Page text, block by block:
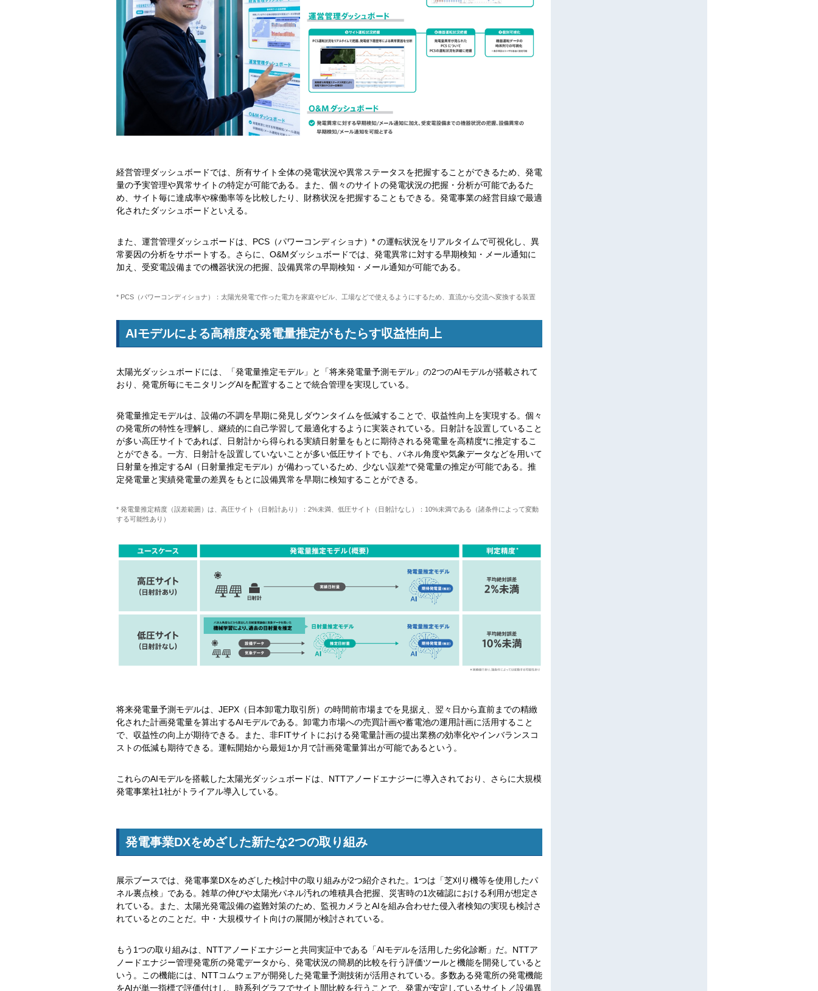
経営管理ダッシュボードでは、所有サイト全体の発電状況や異常ステータスを把握することができるため、発電
量の予実管理や異常サイトの特定が可能である。また、個々のサイトの発電状況の把握・分析が可能であるた
め、サイト毎に達成率や稼働率等を比較したり、財務状況を把握することもできる。発電事業の経営目線で最適
化されたダッシュボードといえる。
また、運営管理ダッシュボードは、PCS（パワーコンディショナ）* の運転状況をリアルタイムで可視化し、異
常要因の分析をサポートする。さらに、O&Mダッシュボードでは、発電異常に対する早期検知・メール通知に
加え、受変電設備までの機器状況の把握、設備異常の早期検知・メール通知が可能である。
* PCS（パワーコンディショナ）：太陽光発電で作った電力を家庭やビル、工場などで使えるようにするため、直流から交流へ変換する装置
AIモデルによる高精度な発電量推定がもたらす収益性向上
太陽光ダッシュボードには、「発電量推定モデル」と「将来発電量予測モデル」の2つのAIモデルが搭載されて
おり、発電所毎にモニタリングAIを配置することで統合管理を実現している。
発電量推定モデルは、設備の不調を早期に発見しダウンタイムを低減することで、収益性向上を実現する。個々
の発電所の特性を理解し、継続的に自己学習して最適化するように実装されている。日射計を設置していること
が多い高圧サイトであれば、日射計から得られる実績日射量をもとに期待される発電量を高精度*に推定するこ
とができる。一方、日射計を設置していないことが多い低圧サイトでも、パネル角度や気象データなどを用いて
日射量を推定するAI（日射量推定モデル）が備わっているため、少ない誤差*で発電量の推定が可能である。推
定発電量と実績発電量の差異をもとに設備異常を早期に検知することができる。
* 発電量推定精度（誤差範囲）は、高圧サイト（日射計あり）：2%未満、低圧サイト（日射計なし）：10%未満である（諸条件によって変動
する可能性あり）
将来発電量予測モデルは、JEPX（日本卸電力取引所）の時間前市場までを見据え、翌々日から直前までの精緻
化された計画発電量を算出するAIモデルである。卸電力市場への売買計画や蓄電池の運用計画に活用すること
で、収益性の向上が期待できる。また、非FITサイトにおける発電量計画の提出業務の効率化やインバランスコ
ストの低減も期待できる。運転開始から最短1か月で計画発電量算出が可能であるという。
これらのAIモデルを搭載した太陽光ダッシュボードは、NTTアノードエナジーに導入されており、さらに大規模
発電事業社1社がトライアル導入している。
発電事業DXをめざした新たな2つの取り組み
展示ブースでは、発電事業DXをめざした検討中の取り組みが2つ紹介された。1つは「芝刈り機等を使用したパ
ネル裏点検」である。雑草の伸びや太陽光パネル汚れの堆積具合把握、災害時の1次確認における利用が想定さ
れている。また、太陽光発電設備の盗難対策のため、監視カメラとAIを組み合わせた侵入者検知の実現も検討さ
れているとのことだ。中・大規模サイト向けの展開が検討されている。
もう1つの取り組みは、NTTアノードエナジーと共同実証中である「AIモデルを活用した劣化診断」だ。NTTア
ノードエナジー管理発電所の発電データから、発電状況の簡易的比較を行う評価ツールと機能を開発していると
いう。この機能には、NTTコムウェアが開発した発電量予測技術が活用されている。多数ある発電所の発電機能
をAIが単一指標で評価付けし、時系列グラフでサイト間比較を行うことで、発電が安定しているサイト／設備異